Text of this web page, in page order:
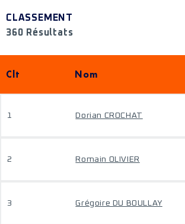
CLASSEMENT
360 Résultats
Clt Nom
1 Dorian CROCHAT
2 Romain OLIVIER
3 Grégoire DU BOULLAY